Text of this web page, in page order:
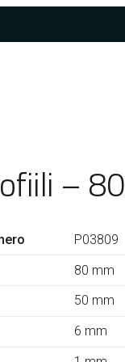
–
P03809
80 mm
50 mm
6 mm